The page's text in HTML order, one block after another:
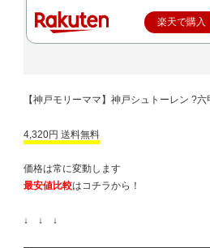
楽天で購入
【神戸モリーママ】神戸シュトーレン ?
4,320円 送料無料
価格は常に変動します
最安値比較はコチラから！
↓ ↓ ↓